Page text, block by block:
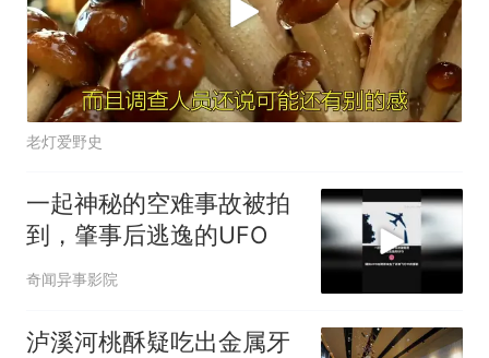
老灯爱野史
一起神秘的空难事故被拍
到，肇事后逃逸的UFO
奇闻异事影院
泸溪河桃酥疑吃出金属牙